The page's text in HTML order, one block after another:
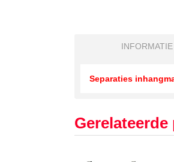
INFORMATIE
Separaties